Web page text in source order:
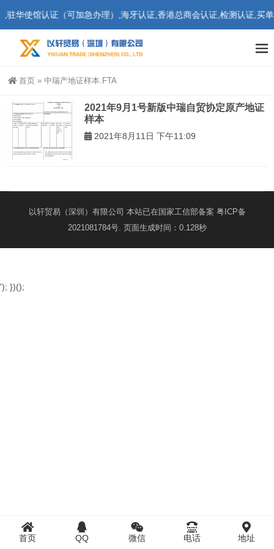
华使馆认证（可加急办理）,海牙认证,香港总商会认证,检测认证,买
首页 » 中瑞产地证样本.FTA
2021年9月1号新版中瑞自贸协定原产地证
样本
2021年8月11日 下午11:09
以轩贸易（深圳）有限公司 本站已在国家工信部备案 粤ICP备
2021081784号. 页面生成时间：0.128秒
首页 QQ 微信 电话 地址
'); })();